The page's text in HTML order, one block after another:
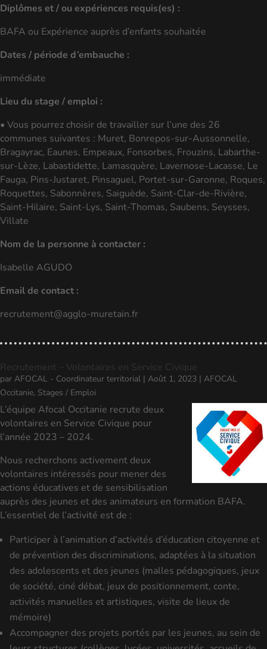
Diplômes et / ou expériences requis(es) :
BAFA ou Expérience auprès d’enfants souhaitée
Dates / période d’embauche :
immédiate
Lieu du stage / emploi :
• Vous pourrez choisir de travailler sur l’une des 26
communes suivantes : Muret, Bonrepos-sur-Aussonnelle,
Bragayrac, Eaunes, Empeaux, Fonsorbes, Frouzins, Labarthe-
sur-Lèze, Labastidette, Lamasquère, Lavernose-Lacasse, Le
Fauga, Pins-Justaret, Pinsaguel, Portet-sur-Garonne, Roques,
Roquettes, Sabonnères, Saiguède, Saint-Clar-de-Rivière,
Saint-Hilaire, Saint-Lys, Saint-Thomas, Saubens, Seysses,
Villate
Nom de la personne à contacter :
Isabelle AGUDO
Email de contact :
recrutement@agglo-muretain.fr
Recrutement – Volontaires en Service Civique
par AFOCAL - Coordinateur territorial | Août 1, 2023 | AFOCAL
Occitanie, Stages / Emploi
L’équipe Afocal Occitanie recrute deux
volontaires en Service Civique pour
l’année 2023 – 2024.
Nous recherchons activement deux
volontaires intéressés pour mener des
actions éducatives et de sensibilisation
auprès des jeunes et des animateurs en formation BAFA.
L’essentiel de l’activité est de :
Participer à l’animation d’activités d’éducation citoyenne et
de prévention des discriminations, adaptées à la situation
des adolescents et des jeunes (malles pédagogiques, jeux
de société, ciné débat, jeux de positionnement, conte,
activités manuelles et artistiques, visite de lieux de
mémoire)
Accompagner des projets portés par les jeunes, au sein de